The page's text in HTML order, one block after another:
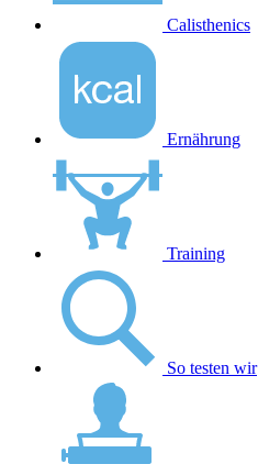
Calisthenics
Ernährung
Training
So testen wir